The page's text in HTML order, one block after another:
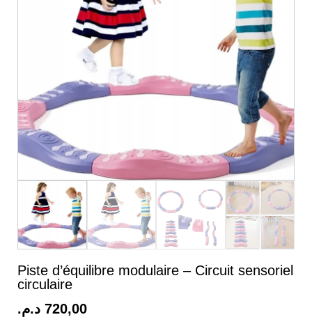
Piste d’équilibre modulaire – Circuit sensoriel
circulaire
720,00 د.م.